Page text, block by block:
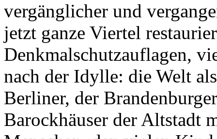
vergänglicher und
jetzt ganze Viertel
Denkmalschutzauflagen,
nach der Idylle: die Welt
Berliner, der
Barockhäuser der Altstadt